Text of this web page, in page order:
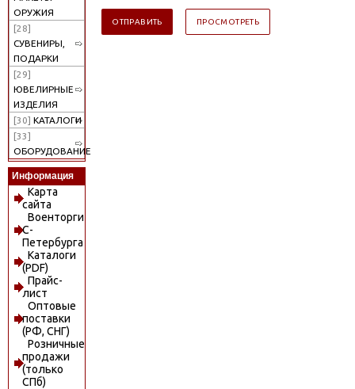
ОРУЖИЯ
[28]
СУВЕНИРЫ,
ПОДАРКИ
[29]
ЮВЕЛИРНЫЕ
ИЗДЕЛИЯ
[30] КАТАЛОГИ
[33]
ОБОРУДОВАНИЕ
Информация
Карта
сайта
Военторги
С-
Петербурга
Каталоги
(PDF)
Прайс-
лист
Оптовые
поставки
(РФ, СНГ)
Розничные
продажи
(только
СПб)